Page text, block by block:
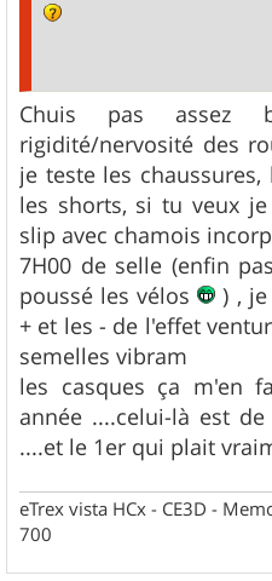
Chuis pas assez
rigidité/nervosité des
je teste les
les shorts, si tu veux
slip avec chamois
7H00 de selle (enfin
poussé les vélos
) ,
+ et les - de l'effet
semelles vibram
les casques ça m'en
année ....celui-là est
....et le 1er qui plait
eTrex vista HCx - CE3D -
700